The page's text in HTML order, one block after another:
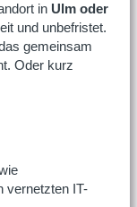
in Ulm oder
und unbefristet.
gemeinsam
Oder kurz
vernetzten IT-